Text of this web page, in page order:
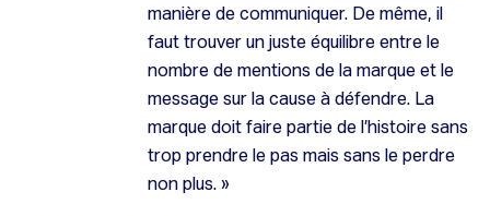
manière de communiquer. De même, il
faut trouver un juste équilibre entre le
nombre de mentions de la marque et le
message sur la cause à défendre. La
marque doit faire partie de l’histoire sans
trop prendre le pas mais sans le perdre
non plus. »